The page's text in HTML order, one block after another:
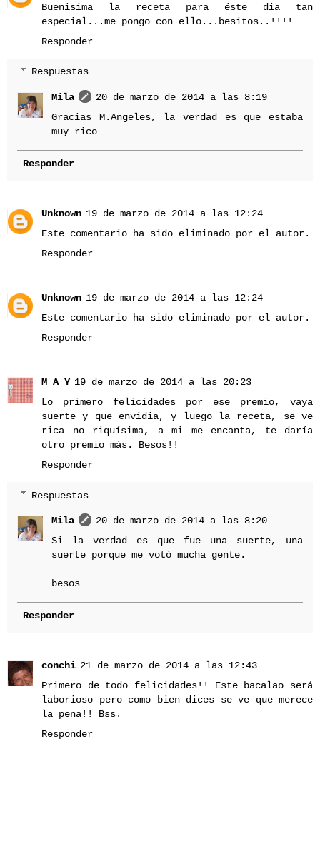
Buenisima la receta para éste dia tan
especial...me pongo con ello...besitos..!!!!
Responder
Respuestas
Mila
20 de marzo de 2014 a las 8:19
Gracias M.Angeles, la verdad es que estaba
muy rico
Responder
Unknown 19 de marzo de 2014 a las 12:24
Este comentario ha sido eliminado por el autor.
Responder
Unknown 19 de marzo de 2014 a las 12:24
Este comentario ha sido eliminado por el autor.
Responder
M A Y 19 de marzo de 2014 a las 20:23
Lo primero felicidades por ese premio, vaya
suerte y que envidia, y luego la receta, se ve
rica no riquísima, a mi me encanta, te daría
otro premio más. Besos!!
Responder
Respuestas
Mila
20 de marzo de 2014 a las 8:20
Si la verdad es que fue una suerte, una
suerte porque me votó mucha gente.
besos
Responder
conchi 21 de marzo de 2014 a las 12:43
Primero de todo felicidades!! Este bacalao será
laborioso pero como bien dices se ve que merece
la pena!! Bss.
Responder